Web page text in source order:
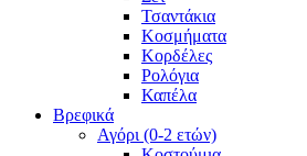
Τσαντάκια
Κοσμήματα
Κορδέλες
Ρολόγια
Καπέλα
Βρεφικά
Αγόρι (0-2 ετών)